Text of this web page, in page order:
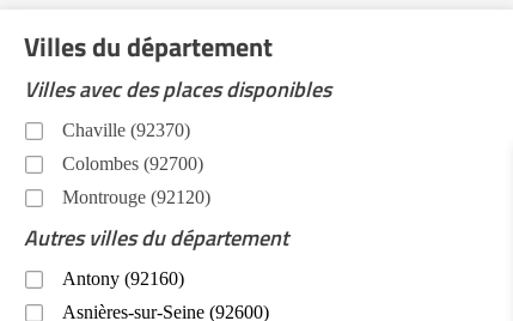
Villes du département
Villes avec des places disponibles
Chaville (92370)
Colombes (92700)
Montrouge (92120)
Autres villes du département
Antony (92160)
Asnières-sur-Seine (92600)